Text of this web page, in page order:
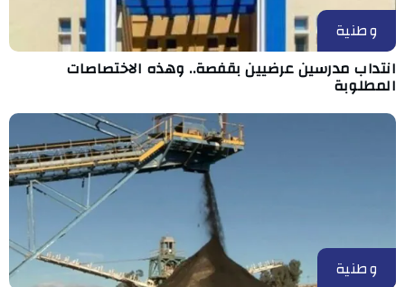
وطنية
انتداب مدرسين عرضيين بقفصة.. وهذه الاختصاصات
المطلوبة
وطنية